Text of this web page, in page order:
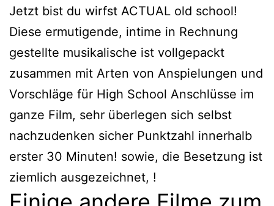
Jetzt bist du wirfst ACTUAL old school!
Diese ermutigende, intime in Rechnung
gestellte musikalische ist vollgepackt
zusammen mit Arten von Anspielungen und
Vorschläge für High School Anschlüsse im
ganze Film, sehr überlegen sich selbst
nachzudenken sicher Punktzahl innerhalb
erster 30 Minuten! sowie, die Besetzung ist
ziemlich ausgezeichnet, !